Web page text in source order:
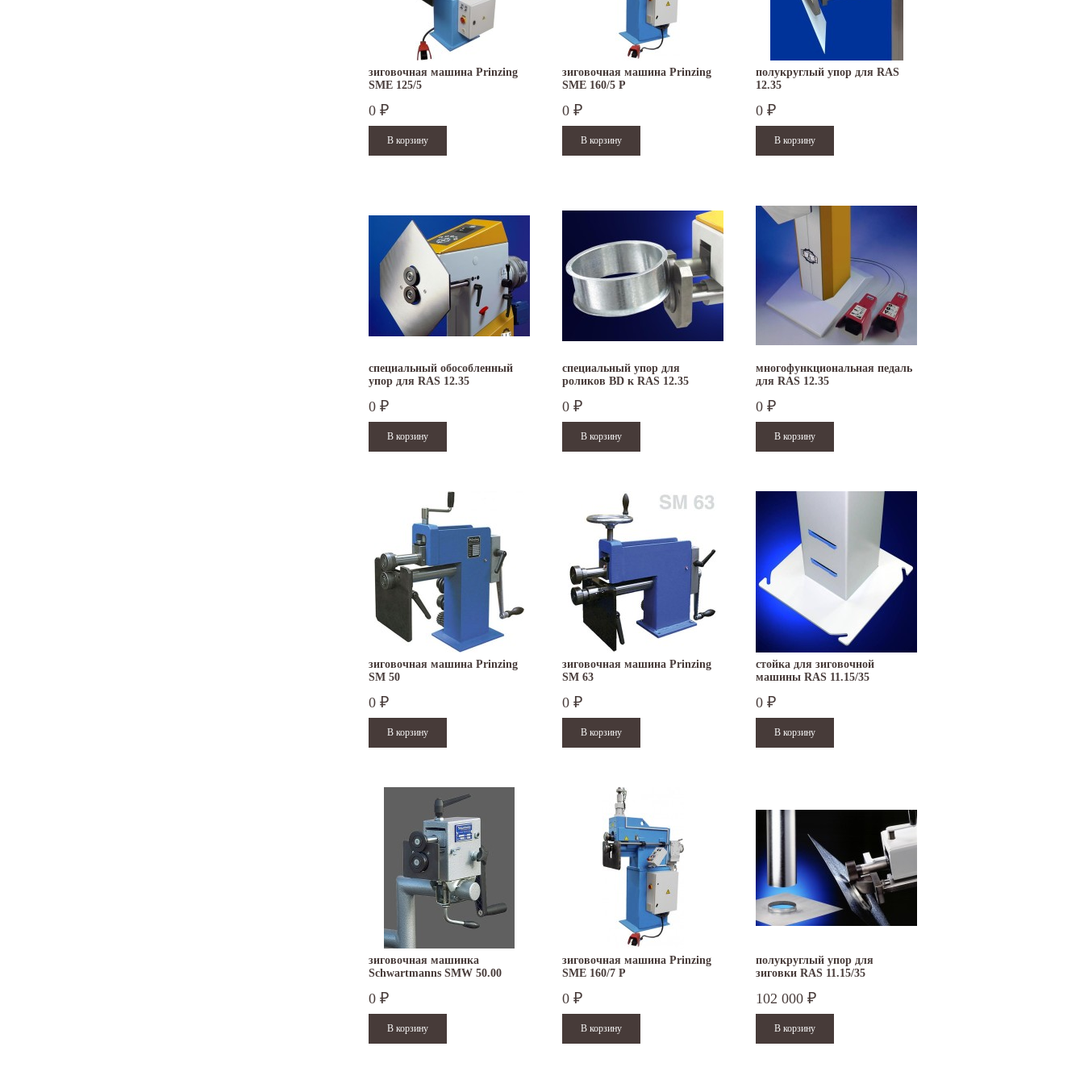
зиговочная машина Prinzing
SMЕ 125/5
0 ₽
зиговочная машина Prinzing
SMЕ 160/5 P
0 ₽
полукруглый упор для RAS
12.35
0 ₽
специальный обособленный
упор для RAS 12.35
0 ₽
специальный упор для
роликов BD к RAS 12.35
0 ₽
многофункциональная педаль
для RAS 12.35
0 ₽
зиговочная машина Prinzing
SM 50
0 ₽
зиговочная машина Prinzing
SM 63
0 ₽
стойка для зиговочной
машины RAS 11.15/35
0 ₽
зиговочная машинка
Schwartmanns SMW 50.00
0 ₽
зиговочная машина Prinzing
SMЕ 160/7 P
0 ₽
полукруглый упор для
зиговки RAS 11.15/35
102 000 ₽